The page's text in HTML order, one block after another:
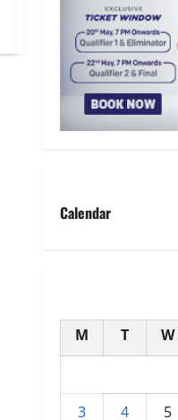
Calendar
M T W
3
4 5